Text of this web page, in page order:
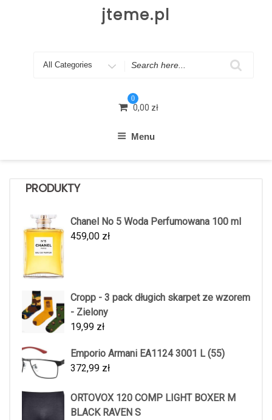
jteme.pl
Search
0
0,00 zł
Menu
PRODUKTY
Chanel No 5 Woda Perfumowana 100 ml
459,00 zł
Cropp - 3 pack długich skarpet ze wzorem
- Zielony
19,99 zł
Emporio Armani EA1124 3001 L (55)
372,99 zł
ORTOVOX 120 COMP LIGHT BOXER M
BLACK RAVEN S